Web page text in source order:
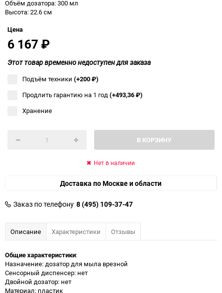
Объём дозатора: 300 мл
Высота: 22.6 см
Цена
6 167₽
Этот товар временно недоступен для заказа
Подъём техники (+200₽)
Продлить гарантию на 1 год(+493,36₽)
Хранение
В КОРЗИНУ
Нет в наличии
Доставка по Москве и области
Заказ по телефону 8 (495) 109-37-47
Описание Характеристики Отзывы
Общие характеристики:
Назначение: дозатор для мыла врезной
Сенсорный диспенсер: нет
Двойной дозатор: нет
Материал: пластик